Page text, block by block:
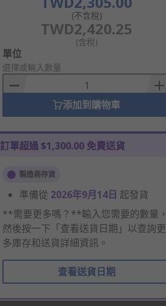
(不含稅)
TWD2,420.25
(含稅)
Add
to
Basket
單位
選擇或輸入數量
添加到購物車
訂單超過 $1,300.00 免費送貨
製造商存貨
準備從 2026年9月14日 起發貨
**需要更多嗎？**輸入您需要的數量，
然後按一下「查看送貨日期」以查詢更
多庫存和送貨詳細資訊。
查看送貨日期